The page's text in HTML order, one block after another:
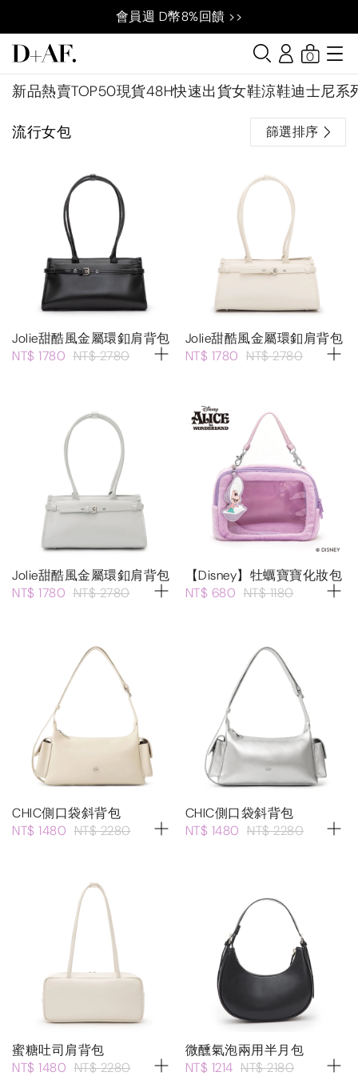
會員週 D幣8%回饋 >>
新品熱賣TOP50現貨48H快速出貨女鞋涼鞋迪士尼系
0
流行女包 篩選排序
Jolie甜酷風金屬環釦肩背包
NT$ 1780 NT$ 2780
Jolie甜酷風金屬環釦肩背包
NT$ 1780 NT$ 2780
Jolie甜酷風金屬環釦肩背包
NT$ 1780 NT$ 2780
【Disney】牡蠣寶寶化妝包
NT$ 680 NT$ 1180
CHIC側口袋斜背包
NT$ 1480 NT$ 2280
CHIC側口袋斜背包
NT$ 1480 NT$ 2280
蜜糖吐司肩背包
NT$ 1480 NT$ 2280
微醺氣泡兩用半月包
NT$ 1214 NT$ 2180